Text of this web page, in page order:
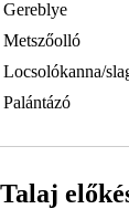
Gereblye
Metszőolló
Locsolókanna/
Palántázó
Talaj